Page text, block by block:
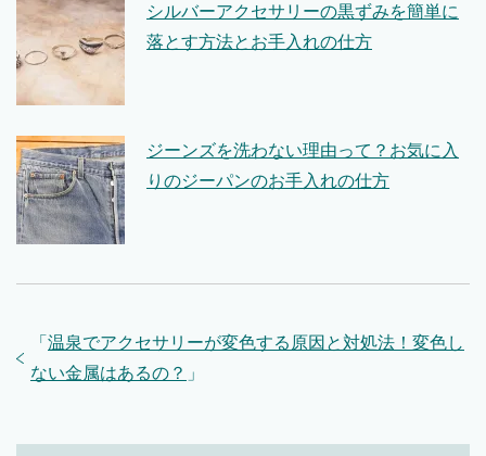
シルバーアクセサリーの黒ずみを簡単に
落とす方法とお手入れの仕方
ジーンズを洗わない理由って？お気に入
りのジーパンのお手入れの仕方
「 温泉でアクセサリーが変色する原因と対処法！変色し
ない金属はあるの？ 」